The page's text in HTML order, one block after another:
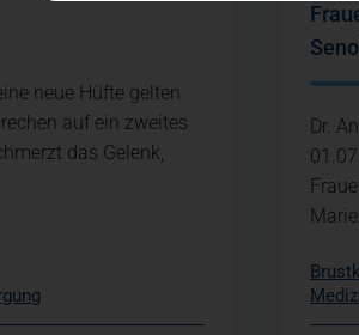
neue Hüfte gelten
auf ein zweites
das Gelenk,
Dr.